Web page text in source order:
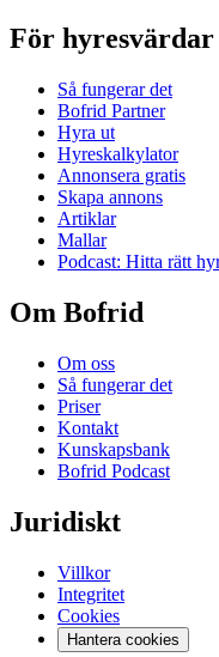
För hyresvärdar
Så fungerar det
Bofrid Partner
Hyra ut
Hyreskalkylator
Annonsera gratis
Skapa annons
Artiklar
Mallar
Podcast: Hitta rätt
Om Bofrid
Om oss
Så fungerar det
Priser
Kontakt
Kunskapsbank
Bofrid Podcast
Juridiskt
Villkor
Integritet
Cookies
Hantera cookies